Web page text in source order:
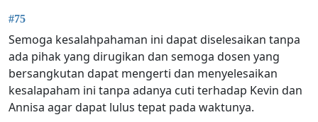
#75
Semoga kesalahpahaman ini dapat diselesaikan tanpa
ada pihak yang dirugikan dan semoga dosen yang
bersangkutan dapat mengerti dan menyelesaikan
kesalapaham ini tanpa adanya cuti terhadap Kevin dan
Annisa agar dapat lulus tepat pada waktunya.